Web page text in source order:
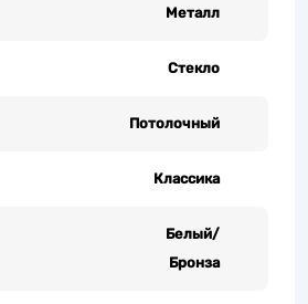
Металл
Стекло
Потолочный
Классика
Белый/
Бронза